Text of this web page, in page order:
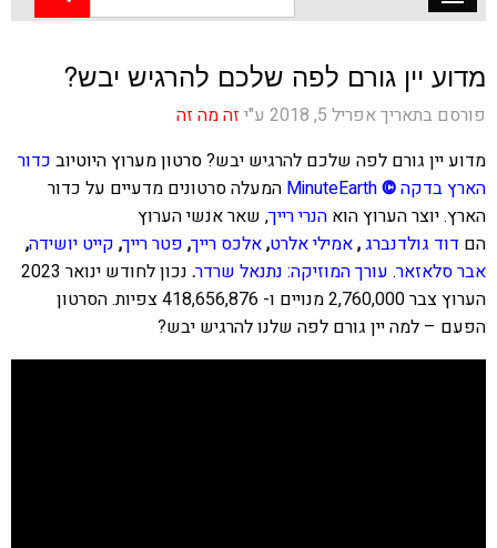
מדוע יין גורם לפה שלכם להרגיש יבש?
פורסם בתאריך אפריל 5, 2018 ע"י
זה מה זה
מדוע יין גורם לפה שלכם להרגיש יבש?סרטון מערוץ היוטיוב כדור
הארץ בדקה©
MinuteEarth המעלה סרטונים מדעיים על כדור
הארץ. יוצר הערוץ הוא הנרי רייך, שאר אנשי הערוץ
הם דוד גולדנברג,אמילי אלרט,אלכס רייך, פטר רייך, קייט יושידה,
אבר סלאזאר. עורך המוזיקה: נתנאל שרדר.
נכון לחודש ינואר 2023
הערוץ צבר 2,760,000 מנויים ו- 418,656,876 צפיות. הסרטון
הפעם – למה יין גורם לפה שלנו להרגיש יבש?